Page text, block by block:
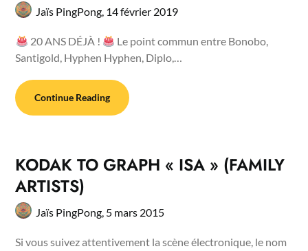
Jaïs PingPong, 14 février 2019
20 ANS DÉJÀ !
Le point commun entre Bonobo,
Santigold, Hyphen Hyphen, Diplo,…
Continue Reading
KODAK TO GRAPH « ISA » (FAMILY
ARTISTS)
Jaïs PingPong, 5 mars 2015
Si vous suivez attentivement la scène électronique, le nom